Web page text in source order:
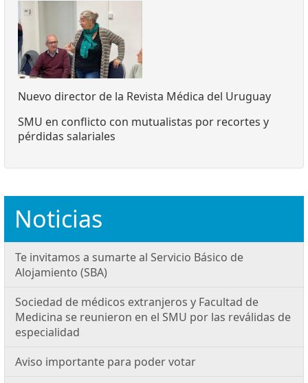
Nuevo director de la Revista Médica del Uruguay
SMU en conflicto con mutualistas por recortes y
pérdidas salariales
Noticias
Te invitamos a sumarte al Servicio Básico de
Alojamiento (SBA)
Sociedad de médicos extranjeros y Facultad de
Medicina se reunieron en el SMU por las reválidas de
especialidad
Aviso importante para poder votar